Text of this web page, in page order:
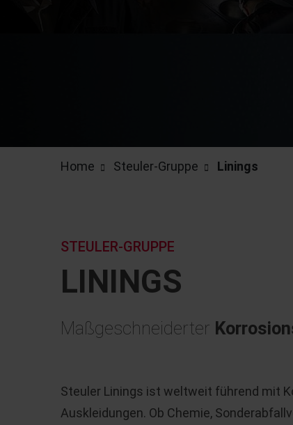
Home Steuler-Gruppe Linings
LININGS
STEULER-GRUPPE
Maßgeschneiderter
Steuler Linings ist weltweit führend mit
Auskleidungen. Ob Chemie,